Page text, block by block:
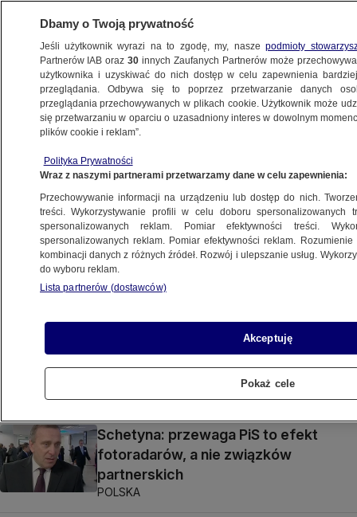
ZWIĄZKI PARTNERSKIE
Białystok pożegnał posłankę
Pawłowicz. "Krycha Go Home"
POLSKA
"Przyjął" wyjaśnienie Gowina.
W PO mogą być 2 projekty ws.
związków partnerskich
POLSKA
Sejm nie miał "wystarczająco dobrego
pomysłu" na związki partnerskie?
Prezydent podsuwa rozwiązania
Schetyna: przewaga PiS to efekt
fotoradarów, a nie związków
partnerskich
POLSKA
Dbamy o Twoją prywatność
Jeśli użytkownik wyrazi na to zgodę, my, naszepodmioty
Partnerów IAB oraz30 innych Zaufanych Partnerów może
użytkownika i uzyskiwać do nich dostęp w celu zapewnienia
przeglądania. Odbywa się to poprzez przetwarzanie danych
przeglądania przechowywanych w plikach cookie. Użytkownik może
się przetwarzaniu w oparciu o uzasadniony interes w dowolnym
plików cookie i reklam”.
Polityka Prywatności
Wraz z naszymi partnerami przetwarzamy dane w celu zapewnienia:
Przechowywanie informacji na urządzeniu lub dostęp do nich.
treści. Wykorzystywanie profili w celu doboru spersonalizowanych
spersonalizowanych reklam. Pomiar efektywności treści.
spersonalizowanych reklam. Pomiar efektywności reklam.
kombinacji danych z różnych źródeł. Rozwój i ulepszanie usług.
do wyboru reklam.
Lista partnerów (dostawców)
Akceptuję
Pokaż cele